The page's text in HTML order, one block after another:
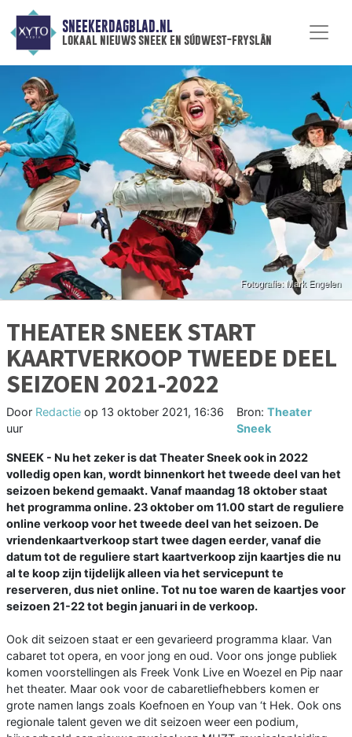
SNEEKERDAGBLAD.NL
lokaal nieuws sneek en súdwest-fryslân
THEATER SNEEK START
KAARTVERKOOP TWEEDE DEEL
SEIZOEN 2021-2022
Door Redactie op 13 oktober 2021, 16:36
uur
Bron:Theater
Sneek
SNEEK - Nu het zeker is dat Theater Sneek ook in 2022
volledig open kan, wordt binnenkort het tweede deel van het
seizoen bekend gemaakt. Vanaf maandag 18 oktober staat
het programma online. 23 oktober om 11.00 start de reguliere
online verkoop voor het tweede deel van het seizoen. De
vriendenkaartverkoop start twee dagen eerder, vanaf die
datum tot de reguliere start kaartverkoop zijn kaartjes die nu
al te koop zijn tijdelijk alleen via het servicepunt te
reserveren, dus niet online. Tot nu toe waren de kaartjes voor
seizoen 21-22 tot begin januari in de verkoop.
Ook dit seizoen staat er een gevarieerd programma klaar. Van
cabaret tot opera, en voor jong en oud. Voor ons jonge publiek
komen voorstellingen als Freek Vonk Live en Woezel en Pip naar
het theater. Maar ook voor de cabaretliefhebbers komen er
grote namen langs zoals Koefnoen en Youp van ‘t Hek. Ook ons
regionale talent geven we dit seizoen weer een podium,